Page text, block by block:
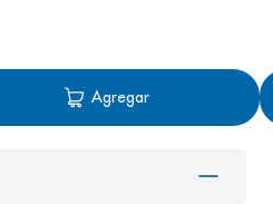
Agregar